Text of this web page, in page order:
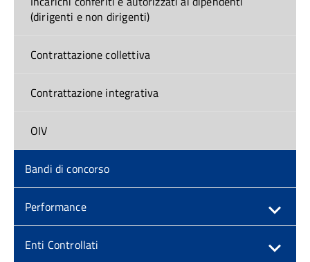
(dirigenti e non dirigenti)
Contrattazione collettiva
Contrattazione integrativa
OIV
Bandi di concorso
Performance
Enti Controllati